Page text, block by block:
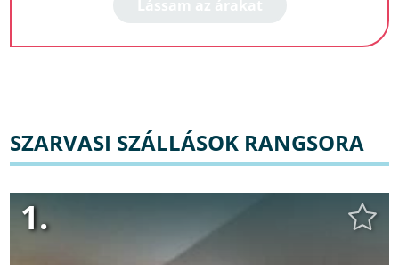
SZARVASI SZÁLLÁSOK RANGSORA
1.